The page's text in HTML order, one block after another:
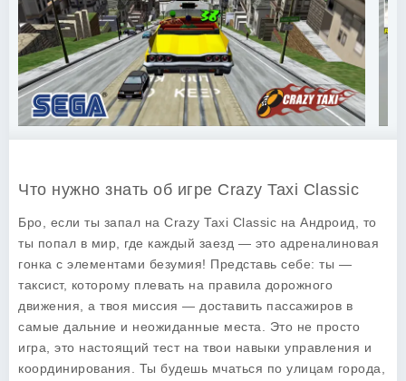
Что нужно знать об игре Crazy Taxi Classic
Бро, если ты запал на Crazy Taxi Classic на Андроид, то
ты попал в мир, где каждый заезд — это адреналиновая
гонка с элементами безумия! Представь себе: ты —
таксист, которому плевать на правила дорожного
движения, а твоя миссия — доставить пассажиров в
самые дальние и неожиданные места. Это не просто
игра, это настоящий тест на твои навыки управления и
координирования. Ты будешь мчаться по улицам города,